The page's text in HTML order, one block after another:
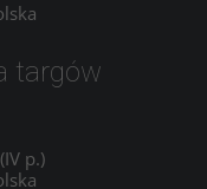
targów
p.)